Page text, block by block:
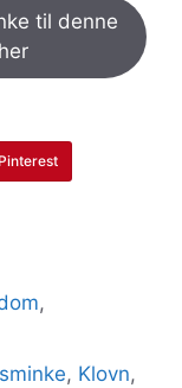
til denne
Pinterest
,
, Klovn,